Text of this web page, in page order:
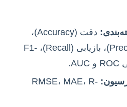
دقت (Accuracy)،
صحت (Precision)، بازیابی (Recall)، F1-
RMSE، MAE، R-